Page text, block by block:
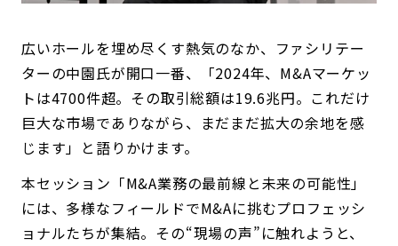
広いホールを埋め尽くす熱気のなか、ファシリテー
ターの中園氏が開口一番、「2024年、M&Aマーケッ
トは4700件超。その取引総額は19.6兆円。これだけ
巨大な市場でありながら、まだまだ拡大の余地を感
じます」と語りかけます。
本セッション「M&A業務の最前線と未来の可能性」
には、多様なフィールドでM&Aに挑むプロフェッシ
ョナルたちが集結。その“現場の声”に触れようと、